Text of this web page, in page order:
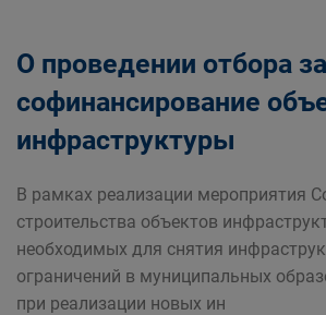
О проведении отбора
софинансирование
инфраструктуры
В рамках реализации мероприятия
строительства объектов
необходимых для снятия
ограничений в муниципальных
при реализации новых ин